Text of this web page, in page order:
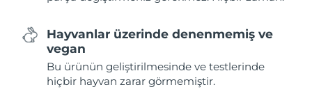
Hayvanlar üzerinde denenmemiş ve
vegan
Bu ürünün geliştirilmesinde ve testlerinde
hiçbir hayvan zarar görmemiştir.